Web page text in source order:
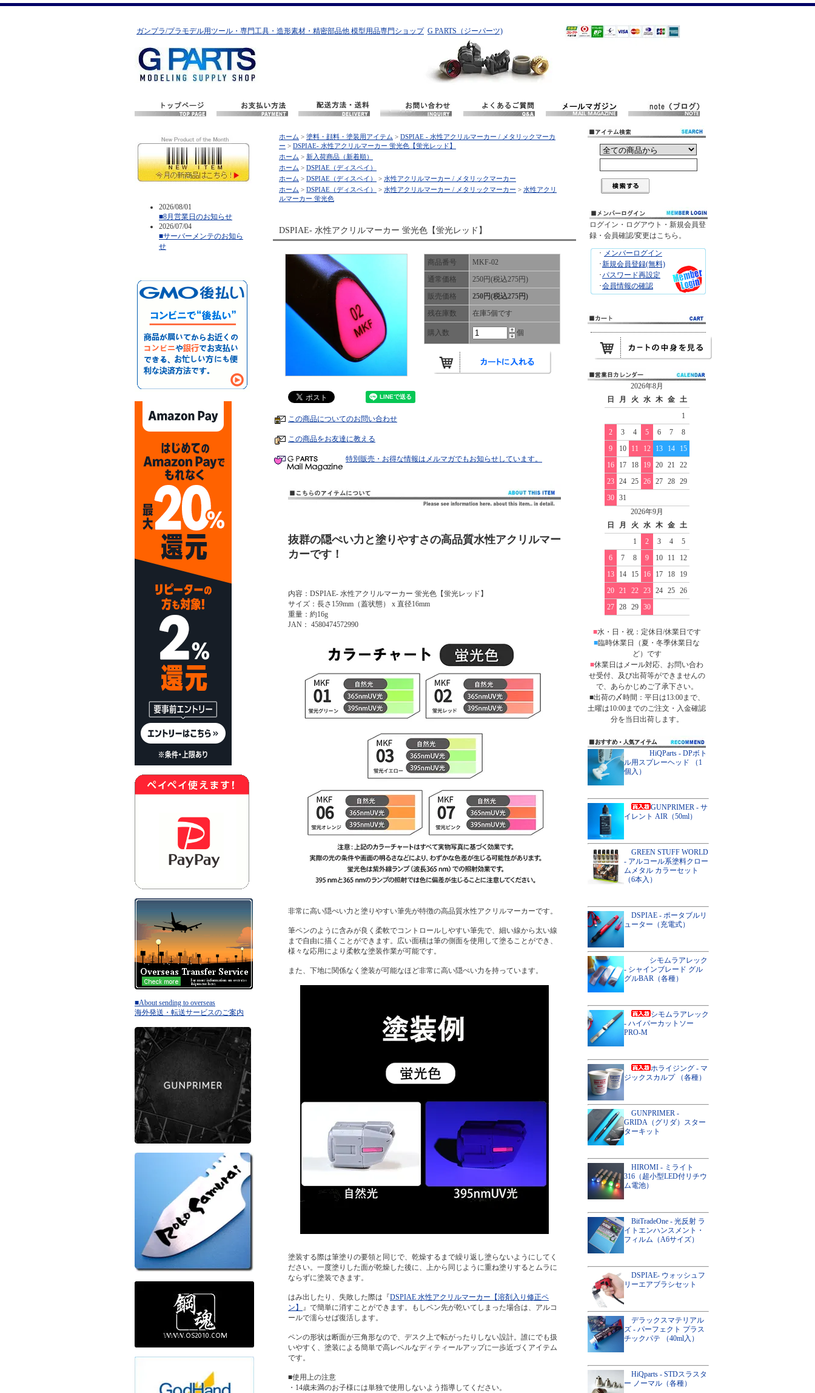
ガンプラ/プラモデル用ツール・専門工具・造形素材・精密部品他 模型用品専門ショップ G PARTS（ジーパーツ)
2026/08/01
■8月営業日のお知らせ
2026/07/04
■サーバーメンテのお知ら
せ
■About sending to overseas
海外発送・転送サービスのご案内
ホーム > 塗料・顔料・塗装用アイテム > DSPIAE - 水性アクリルマーカー / メタリックマーカ
ー > DSPIAE- 水性アクリルマーカー 蛍光色【蛍光レッド】
ホーム > 新入荷商品（新着順）
ホーム > DSPIAE（ディスペイ）
ホーム > DSPIAE（ディスペイ） > 水性アクリルマーカー / メタリックマーカー
ホーム > DSPIAE（ディスペイ） > 水性アクリルマーカー / メタリックマーカー > 水性アクリ
ルマーカー 蛍光色
DSPIAE- 水性アクリルマーカー 蛍光色【蛍光レッド】
商品番号
MKF-02
通常価格
250円(税込275円)
販売価格
250円(税込275円)
残在庫数
在庫5個です
購入数 個
この商品についてのお問い合わせ
この商品をお友達に教える
特別販売・お得な情報はメルマガでもお知らせしています。
抜群の隠ぺい力と塗りやすさの高品質水性アクリルマー
カーです！
内容：DSPIAE- 水性アクリルマーカー 蛍光色【蛍光レッド】
サイズ：長さ159mm（蓋状態） x 直径16mm
重量：約16g
JAN： 4580474572990
非常に高い隠ぺい力と塗りやすい筆先が特徴の高品質水性アクリルマーカーです。
筆ペンのように含みが良く柔軟でコントロールしやすい筆先で、細い線から太い線
まで自由に描くことができます。広い面積は筆の側面を使用して塗ることができ、
様々な応用により柔軟な塗装作業が可能です。
また、下地に関係なく塗装が可能なほど非常に高い隠ぺい力を持っています。
塗装する際は筆塗りの要領と同じで、乾燥するまで繰り返し塗らないようにしてく
ださい。一度塗りした面が乾燥した後に、上から同じように重ね塗りするとムラに
ならずに塗装できます。
はみ出したり、失敗した際は『DSPIAE 水性アクリルマーカー【溶剤入り修正ペ
ン】 』で簡単に消すことができます。もしペン先が乾いてしまった場合は、アルコ
ールで濡らせば復活します。
ペンの形状は断面が三角形なので、デスク上で転がったりしない設計。誰にでも扱
いやすく、塗装による簡単で高レベルなディティールアップに一歩近づくアイテム
です。
■使用上の注意
・14歳未満のお子様には単独で使用しないよう指導してください。
ログイン・ログアウト・新規会員登
録・会員確認/変更はこちら。
･ メンバーログイン
･新規会員登録(無料)
･パスワード再設定
･会員情報の確認
2026年8月
日
月 火 水 木 金
土
1
2
3 4 5 6 7
8
9
10 11 12 13 14
15
16
17 18 19 20 21
22
23
24 25 26 27 28
29
30
31
2026年9月
日
月 火 水 木 金
土
1
2 3 4
5
6
7 8 9 10 11
12
13
14 15 16 17 18
19
20
21 22 23 24 25
26
27
28 29 30
■水・日・祝：定休日/休業日です
■臨時休業日（夏・冬季休業日な
ど）です
■休業日はメール対応、お問い合わ
せ受付、及び出荷等ができませんの
で、あらかじめご了承下さい。
■出荷の〆時間：平日は13:00まで、
土曜は10:00までのご注文・入金確認
分を当日出荷します。
HiQParts - DPボト
ル用スプレーヘッド （1
個入）
GUNPRIMER - サ
イレント AIR（50ml）
GREEN STUFF WORLD
- アルコール系塗料クロー
ムメタル カラーセット
（6本入）
DSPIAE - ポータブルリ
ューター（充電式）
シモムラアレック
- シャインブレード グル
グルBAR（各種）
シモムラアレック
- ハイパーカットソー
PRO-M
ホライジング - マ
ジックスカルプ （各種）
GUNPRIMER -
GRIDA（グリダ）スター
ターキット
HIROMI - ミライト
316（超小型LED付リチウ
ム電池）
BitTradeOne - 光反射 ラ
イトエンハンスメント・
フィルム（A6サイズ）
DSPIAE- ウォッシュフ
リーエアブラシセット
デラックスマテリアル
ズ - パーフェクト プラス
チックパテ （40ml入）
HiQparts - STDスラスタ
ー ノーマル（各種）